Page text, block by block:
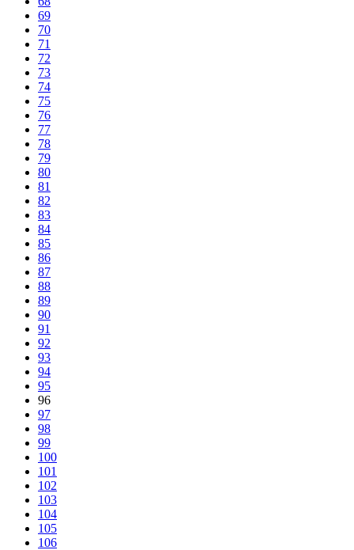
69
70
71
72
73
74
75
76
77
78
79
80
81
82
83
84
85
86
87
88
89
90
91
92
93
94
95
96
97
98
99
100
101
102
103
104
105
106